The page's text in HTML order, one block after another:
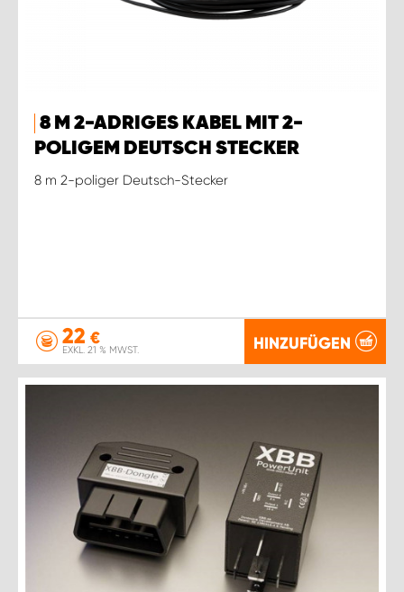
8 M 2-ADRIGES KABEL MIT 2-
POLIGEM DEUTSCH STECKER
8 m 2-poliger Deutsch-Stecker
22 €
EXKL. 21 % MWST. HINZUFÜGEN